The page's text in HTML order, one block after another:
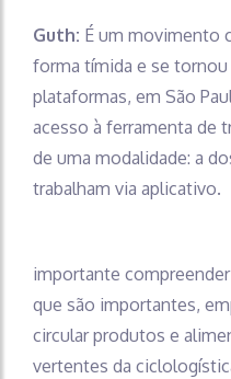
Guth: É um movimento
forma tímida e se tornou
plataformas, em São
acesso à ferramenta de
de uma modalidade: a
trabalham via aplicativo.
importante
que são importantes,
circular produtos e
vertentes da